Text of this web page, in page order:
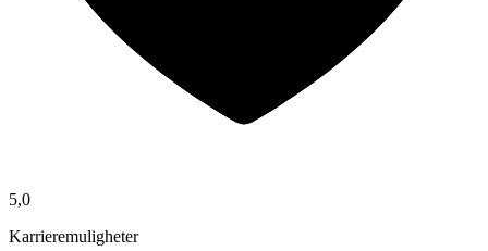
5,0
Karrieremuligheter